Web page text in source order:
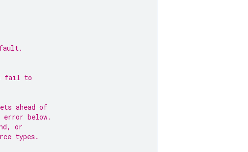
fail to
ahead of
below.
or
types.